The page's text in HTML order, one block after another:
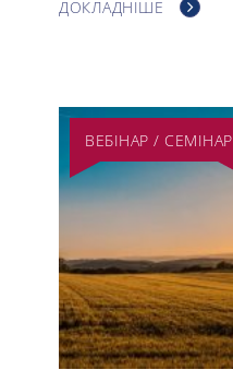
ДОКЛАДНІШЕ
ВЕБІНАР / СЕМІНАР